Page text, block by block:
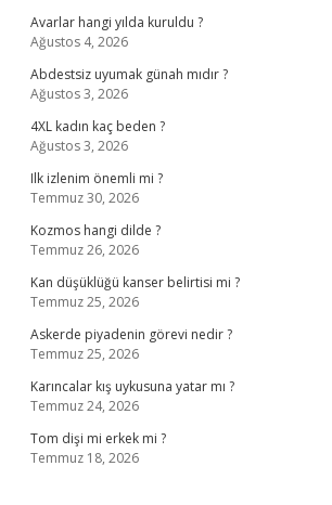
Avarlar hangi yılda kuruldu ?
Ağustos 4, 2026
Abdestsiz uyumak günah mıdır ?
Ağustos 3, 2026
4XL kadın kaç beden ?
Ağustos 3, 2026
Ilk izlenim önemli mi ?
Temmuz 30, 2026
Kozmos hangi dilde ?
Temmuz 26, 2026
Kan düşüklüğü kanser belirtisi mi ?
Temmuz 25, 2026
Askerde piyadenin görevi nedir ?
Temmuz 25, 2026
Karıncalar kış uykusuna yatar mı ?
Temmuz 24, 2026
Tom dişi mi erkek mi ?
Temmuz 18, 2026